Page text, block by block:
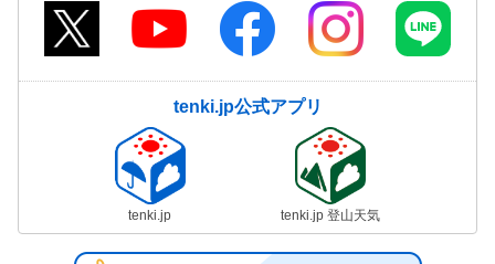
tenki.jp公式アプリ
tenki.jp tenki.jp 登山天気